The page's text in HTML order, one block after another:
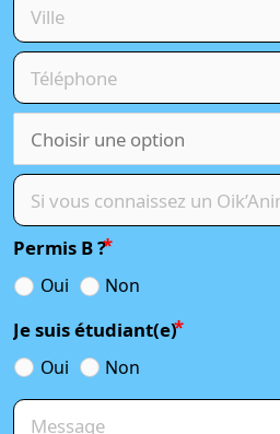
Permis B ?
Oui Non
Je suis étudiant(e)
Oui Non